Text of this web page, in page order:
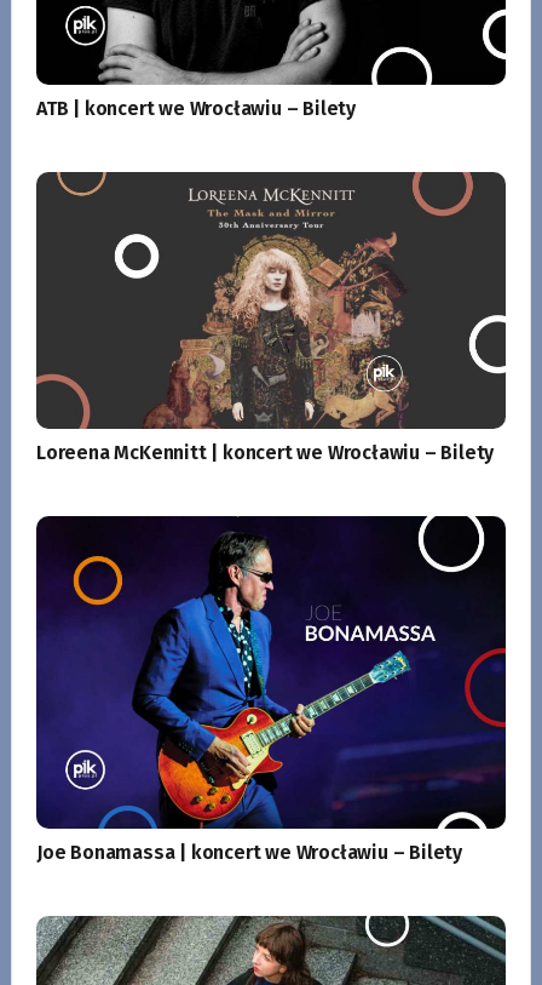
ATB | koncert we Wrocławiu – Bilety
Loreena McKennitt | koncert we Wrocławiu – Bilety
Joe Bonamassa | koncert we Wrocławiu – Bilety